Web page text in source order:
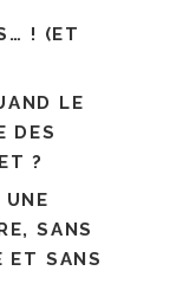
! (ET
LE
DES
?
SANS
ET SANS